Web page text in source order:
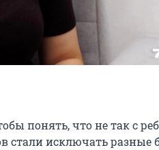
понять, что не так с
стали исключать разные